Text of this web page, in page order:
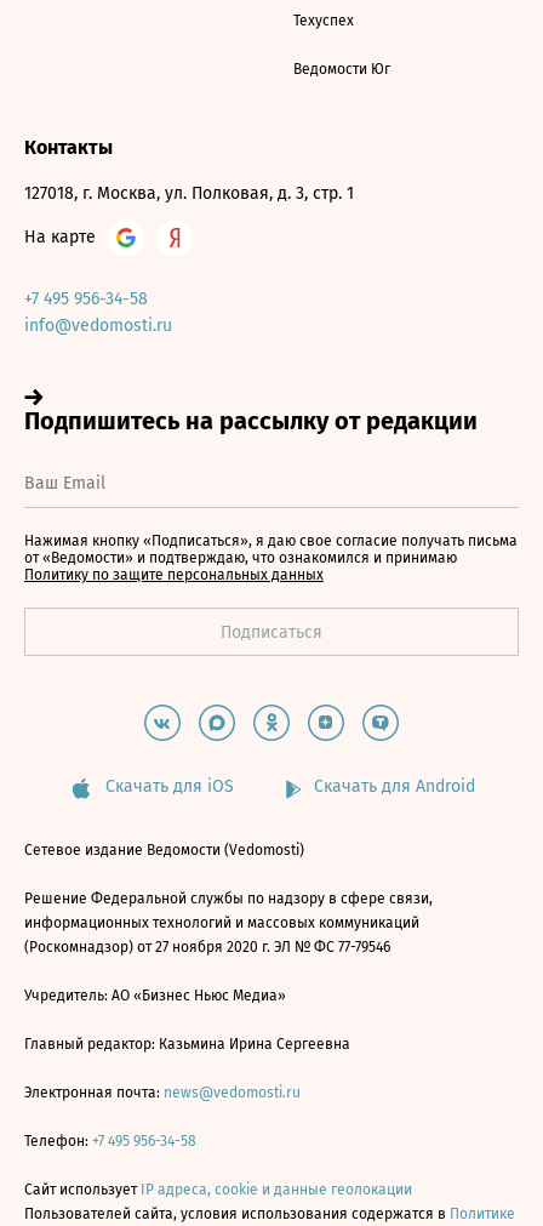
Техуспех
Ведомости Юг
Контакты
127018, г. Москва, ул. Полковая, д. 3, стр. 1
На карте
+7 495 956-34-58
info@vedomosti.ru
Нажимая кнопку «Подписаться», я даю свое согласие получать письма
от «Ведомости» и подтверждаю, что ознакомился и принимаю
Политику по защите персональных данных
Скачать для iOS Скачать для Android
Сетевое издание Ведомости (Vedomosti)
Решение Федеральной службы по надзору в сфере связи,
информационных технологий и массовых коммуникаций
(Роскомнадзор) от 27 ноября 2020 г. ЭЛ № ФС 77-79546
Учредитель: АО «Бизнес Ньюс Медиа»
Главный редактор: Казьмина Ирина Сергеевна
Электронная почта: news@vedomosti.ru
Телефон: +7 495 956-34-58
Сайт использует IP адреса, cookie и данные геолокации
Пользователей сайта, условия использования содержатся в Политике